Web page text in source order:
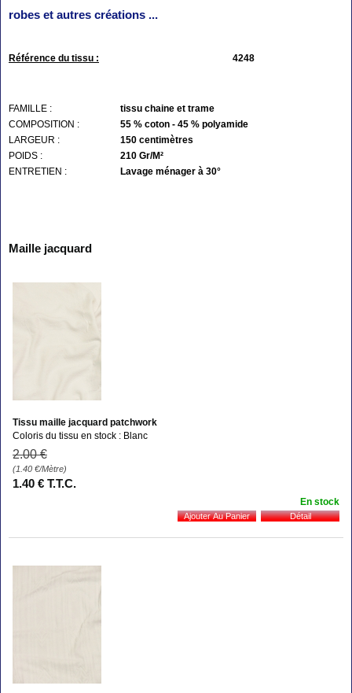
robes et autres créations ...
Référence du tissu : 4248
FAMILLE :
tissu chaine et trame
COMPOSITION :
55 % coton - 45 % polyamide
LARGEUR :
150 centimètres
POIDS :
210 Gr/M²
ENTRETIEN :
Lavage ménager à 30°
Maille jacquard
Tissu maille jacquard patchwork
Coloris du tissu en stock : Blanc
2.00 €
(1.40 €/Mètre)
1.40 € T.T.C.
En stock